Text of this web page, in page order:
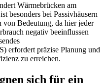
Wärmebrücken am
besonders bei Passivhäusern
von Bedeutung, da hier jeder
negativ beeinflussen
erfordert präzise Planung und
zu erreichen.
sich für ein